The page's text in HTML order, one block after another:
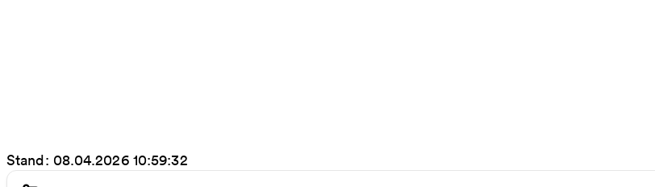
Stand: 08.04.2026 10:59:32